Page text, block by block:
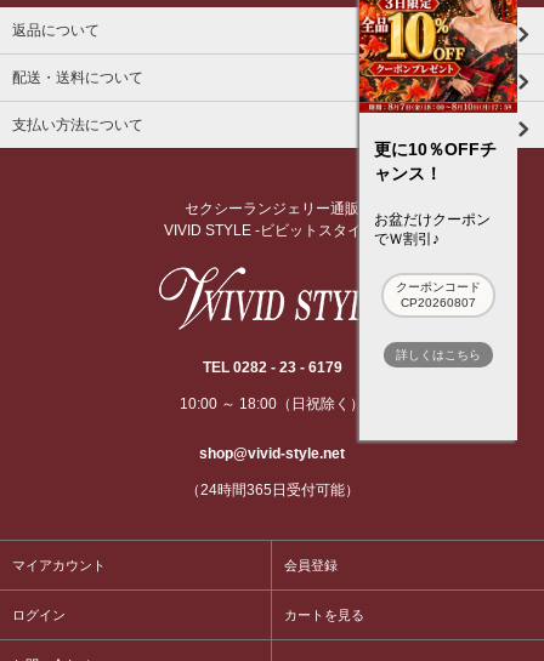
返品について
配送・送料について
支払い方法について
セクシーランジェリー通販
VIVID STYLE -ビビットスタイル-
TEL 0282 - 23 - 6179
10:00 ～ 18:00（日祝除く）
shop@vivid-style.net
（24時間365日受付可能）
マイアカウント 会員登録
ログイン カートを見る
更に10％OFFチ
ャンス！
お盆だけクーポン
でＷ割引♪
クーポンコード
CP20260807
詳しくはこちら